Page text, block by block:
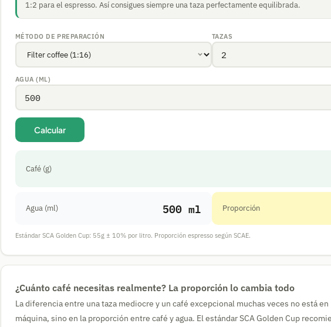
1:2 para el espresso. Así consigues siempre una taza perfectamente equilibrada.
MÉTODO DE PREPARACIÓN TAZAS
AGUA (ML)
Calcular
Café (g)
Agua (ml) 500 ml Proporción
Estándar SCA Golden Cup: 55g ± 10% por litro. Proporción espresso según SCAE.
¿Cuánto café necesitas realmente? La proporción lo cambia todo
La diferencia entre una taza mediocre y un café excepcional muchas veces no está en
máquina, sino en la proporción entre café y agua. El estándar SCA Golden Cup